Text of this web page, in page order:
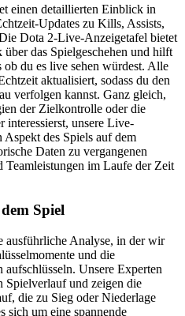
einen detaillierten Einblick in
Updates zu Kills, Assists,
Dota 2-Live-Anzeigetafel bietet
das Spielgeschehen und hilft
du es live sehen würdest. Alle
aktualisiert, sodass du den
verfolgen kannst. Ganz gleich,
der Zielkontrolle oder die
interessierst, unsere Live-
des Spiels auf dem
Daten zu vergangenen
Teamleistungen im Laufe der Zeit
Spiel
ausführliche Analyse, in der wir
und die
aufschlüsseln. Unsere Experten
Spielverlauf und zeigen die
die zu Sieg oder Niederlage
sich um eine spannende